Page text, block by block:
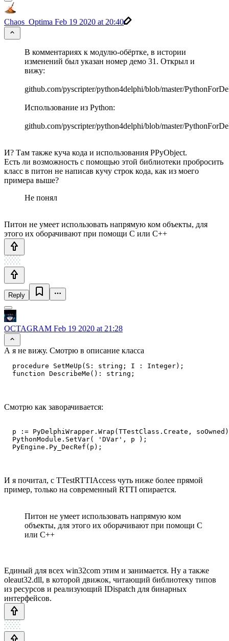
Chaos_Optima Feb 19 2020 at 20:40
В комментариях к модулю-обёртке, в истории
изменений был указан номер демо 31. Открыл и
вижу:
github.com/pyscripter/python4delphi/blob/master/
Использование из Python:
github.com/pyscripter/python4delphi/blob/master/
И? Там также куча кода и использования PPyObject.
Есть ли возможность с помощью этой библиотеки пробросить
класс в питон не написав кучу строк кода, как из моего
примера выше?
Не понял
Питон не умеет использовать напрямую ком объекты, для
этого их оборачивают при помощи С или С++
Reply
OCTAGRAM Feb 19 2020 at 21:28
А я не вижу. Смотрю в описание класса
  procedure SetMeUp(S: string; I : Integer);
  function DescribeMe(): string;
Смотрю как заворачивается:
p := PyDelphiWrapper.Wrap(TTestClass.Create,
  PythonModule.SetVar( 'DVar', p );
  PyEngine.Py_DecRef(p);
И я почитал, с TTestRTTIAccess чуть ниже более прямой
пример, только на современный RTTI опирается.
Питон не умеет использовать напрямую ком
объекты, для этого их оборачивают при помощи С
или С++
Единый для всех win32com этим и занимается. Ну а также
oleaut32.dll, в которой движок, читающий библиотеку типов
из ресурсов и реализующий IDispatch для бинарных
интерфейсов.